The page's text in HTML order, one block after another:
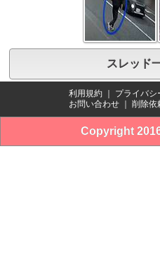
スレッド
利用規約 プライバシ
お問い合わせ
削除依
Copyright